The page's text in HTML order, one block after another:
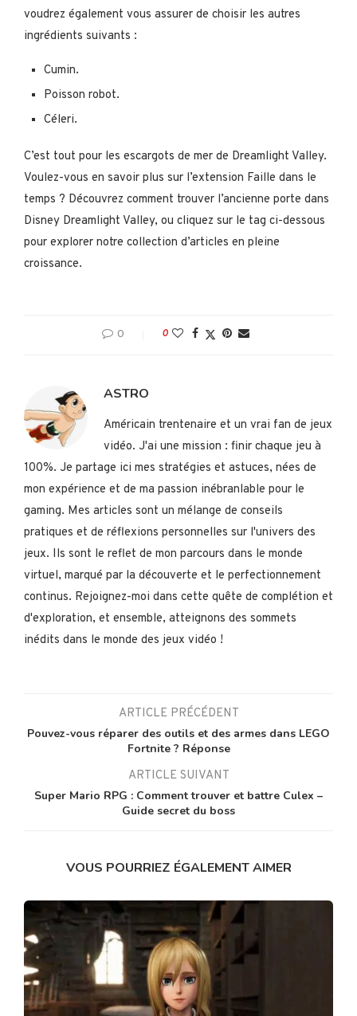
voudrez également vous assurer de choisir les autres
ingrédients suivants :
Cumin.
Poisson robot.
Céleri.
C’est tout pour les escargots de mer de Dreamlight Valley.
Voulez-vous en savoir plus sur l’extension Faille dans le
temps ? Découvrez comment trouver l’ancienne porte dans
Disney Dreamlight Valley, ou cliquez sur le tag ci-dessous
pour explorer notre collection d’articles en pleine
croissance.
0 0
ASTRO
Américain trentenaire et un vrai fan de jeux
vidéo. J'ai une mission : finir chaque jeu à
100%. Je partage ici mes stratégies et astuces, nées de
mon expérience et de ma passion inébranlable pour le
gaming. Mes articles sont un mélange de conseils
pratiques et de réflexions personnelles sur l'univers des
jeux. Ils sont le reflet de mon parcours dans le monde
virtuel, marqué par la découverte et le perfectionnement
continus. Rejoignez-moi dans cette quête de complétion et
d'exploration, et ensemble, atteignons des sommets
inédits dans le monde des jeux vidéo !
ARTICLE PRÉCÉDENT
Pouvez-vous réparer des outils et des armes dans LEGO
Fortnite ? Réponse
ARTICLE SUIVANT
Super Mario RPG : Comment trouver et battre Culex –
Guide secret du boss
VOUS POURRIEZ ÉGALEMENT AIMER